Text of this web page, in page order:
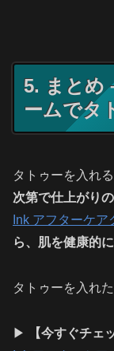
5. まとめ
ームでタ
タトゥーを入れ
次第で仕上がり
Ink アフターケア
ら、肌を健康的
タトゥーを入れ
▶
【今すぐチェ